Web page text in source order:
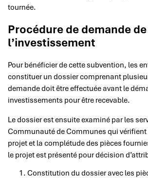
tournée.
Procédure de demande de
l’investissement
Pour bénéficier de cette subvention, les
constituer un dossier comprenant
demande doit être effectuée avant le
investissements pour être recevable.
Le dossier est ensuite examiné par les
Communauté de Communes qui vérifient
projet et la complétude des pièces
le projet est présenté pour décision
Constitution du dossier avec les